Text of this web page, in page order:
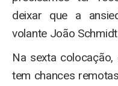
deixar que a
volante João
Na sexta
tem chances